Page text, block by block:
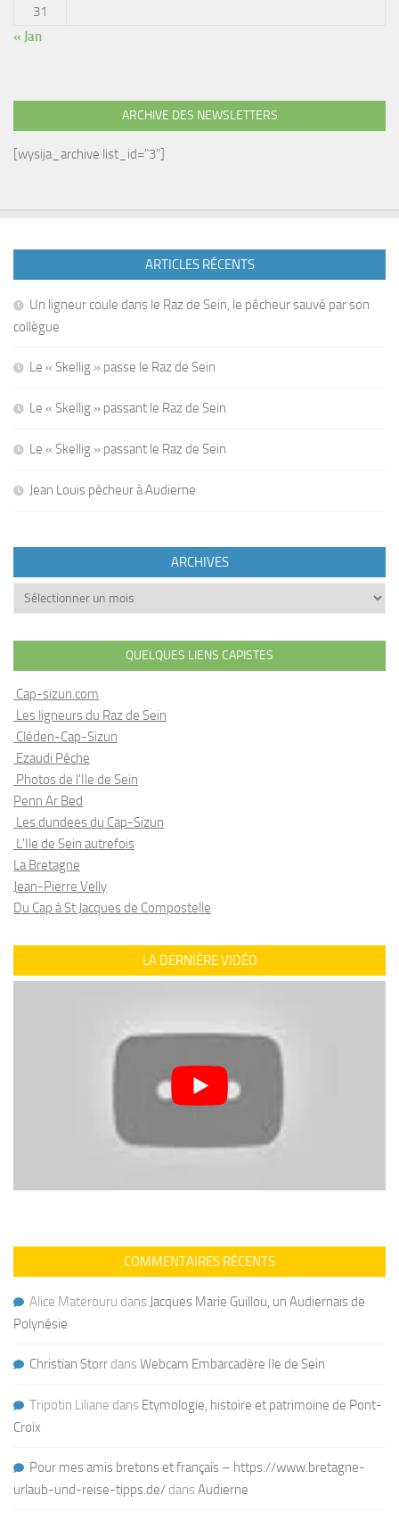
31
« Jan
ARCHIVE DES NEWSLETTERS
[wysija_archive list_id="3"]
ARTICLES RÉCENTS
Un ligneur coule dans le Raz de Sein, le pêcheur sauvé par son
collègue
Le « Skellig » passe le Raz de Sein
Le « Skellig » passant le Raz de Sein
Le « Skellig » passant le Raz de Sein
Jean Louis pêcheur à Audierne
ARCHIVES
Archives
QUELQUES LIENS CAPISTES
Cap-sizun.com
Les ligneurs du Raz de Sein
Cléden-Cap-Sizun
Ezaudi Pêche
Photos de l'Ile de Sein
Penn Ar Bed
Les dundees du Cap-Sizun
L'Ile de Sein autrefois
La Bretagne
Jean-Pierre Velly
Du Cap à St Jacques de Compostelle
LA DERNIÈRE VIDÉO
COMMENTAIRES RÉCENTS
Alice Materouru dans Jacques Marie Guillou, un Audiernais de
Polynésie
Christian Storr dans Webcam Embarcadère Ile de Sein
Tripotin Liliane dans Etymologie, histoire et patrimoine de Pont-
Croix
Pour mes amis bretons et français – https://www.bretagne-
urlaub-und-reise-tipps.de/ dans Audierne